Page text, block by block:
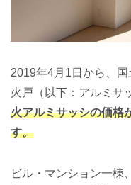
2019年4月1日から、
火戸（以下：アルミサ
火アルミサッシの価格
す。
ビル・マンション一棟